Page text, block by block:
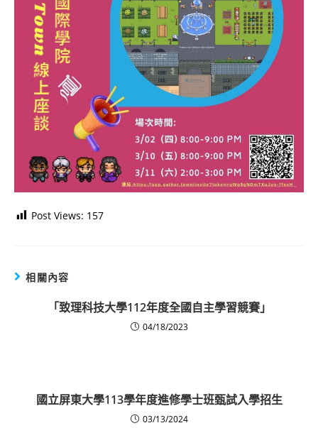
Post Views: 157
相關內容
「致理科技大學112年度全國自主學習競賽」
04/18/2023
國立屏東大學113學年度進修學士班甄試入學招生
03/13/2024